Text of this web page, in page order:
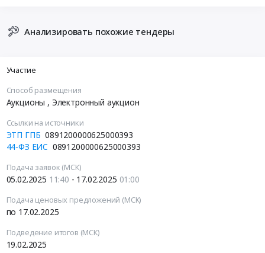
Анализировать похожие тендеры
Участие
Способ размещения
Аукционы , Электронный аукцион
Ссылки на источники
ЭТП ГПБ 0891200000625000393
44-ФЗ ЕИС 0891200000625000393
Подача заявок (МСК)
05.02.2025 11:40 - 17.02.2025 01:00
Подача ценовых предложений (МСК)
по 17.02.2025
Подведение итогов (МСК)
19.02.2025